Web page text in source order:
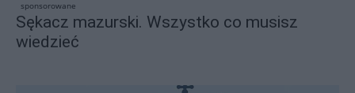
sponsorowane
Sękacz mazurski. Wszystko co musisz
wiedzieć